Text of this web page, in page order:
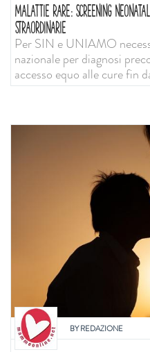
MALATTIE RARE: SCREENING
STRAORDINARIE
Per SIN e UNIAMO
nazionale per diagnosi
accesso equo alle cure fin
BYREDAZIONE